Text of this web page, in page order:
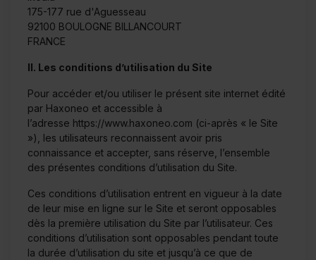
175-177 rue d'Aguesseau
92100 BOULOGNE BILLANCOURT
FRANCE
II. Les conditions d’utilisation du Site
Pour accéder et/ou utiliser le présent site internet édité
par Haxoneo et accessible à
l’adresse https://www.haxoneo.com (ci-après « le Site
»), les utilisateurs reconnaissent avoir pris
connaissance et accepter, sans réserve, l’ensemble
des présentes conditions d’utilisation du Site.
Ces conditions d’utilisation entrent en vigueur à la date
de leur mise en ligne sur le Site et seront opposables
dès la première utilisation du Site par l’utilisateur. Ces
conditions d’utilisation sont opposables pendant toute
la durée d’utilisation du site et jusqu’à ce que de